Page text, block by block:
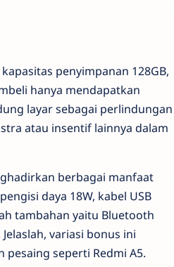
penyimpanan 128GB,
hanya mendapatkan
layar sebagai perlindungan
atau insentif lainnya dalam
berbagai manfaat
daya 18W, kabel USB
tambahan yaitu Bluetooth
variasi bonus ini
seperti Redmi A5.